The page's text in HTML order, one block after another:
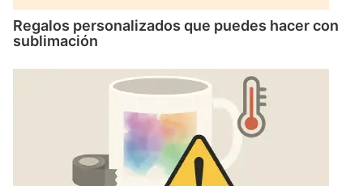
Regalos personalizados que puedes hacer con
sublimación